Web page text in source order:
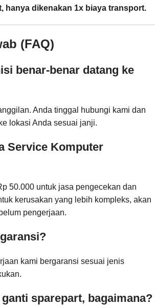
hanya dikenakan 1x biaya transport.
(FAQ)
benar-benar datang ke
Anda tinggal hubungi kami dan
lokasi Anda sesuai janji.
Service Komputer
50.000 untuk jasa pengecekan dan
kerusakan yang lebih kompleks, akan
pengerjaan.
garansi?
kami bergaransi sesuai jenis
ganti sparepart, bagaimana?